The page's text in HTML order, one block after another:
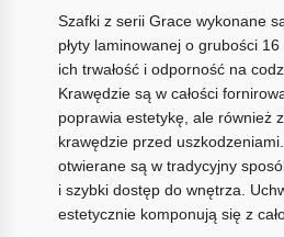
Szafki z serii Grace wykonane
płyty laminowanej o grubości
ich trwałość i odporność na
Krawędzie są w całości
poprawia estetykę, ale również
krawędzie przed
otwierane są w tradycyjny
i szybki dostęp do wnętrza.
estetycznie komponują się z